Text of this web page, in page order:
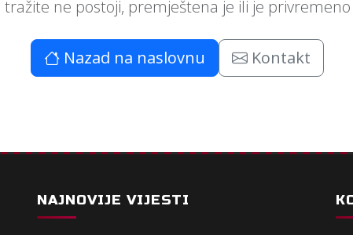
tražite ne postoji, premještena je ili je
Nazad na naslovnu Kontakt
NAJNOVIJE VIJESTI